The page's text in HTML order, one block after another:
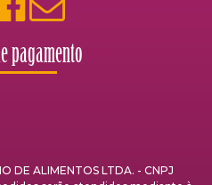
pagamento
DE ALIMENTOS LTDA. - CNPJ